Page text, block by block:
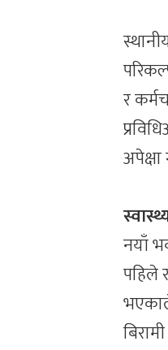
र
नयाँ
पहिले